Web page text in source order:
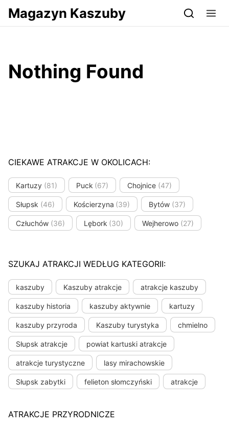
Przejdź do serwisu magazynkaszuby.pl
Magazyn Kaszuby
Nothing Found
CIEKAWE ATRAKCJE W OKOLICACH:
Kartuzy (81) Puck (67) Chojnice (47)
Słupsk (46) Kościerzyna (39) Bytów (37)
Człuchów (36) Lębork (30) Wejherowo (27)
SZUKAJ ATRAKCJI WEDŁUG KATEGORII:
kaszuby Kaszuby atrakcje atrakcje kaszuby
kaszuby historia kaszuby aktywnie kartuzy
kaszuby przyroda Kaszuby turystyka chmielno
Słupsk atrakcje powiat kartuski atrakcje
atrakcje turystyczne lasy mirachowskie
Słupsk zabytki felieton słomczyński atrakcje
ATRAKCJE PRZYRODNICZE